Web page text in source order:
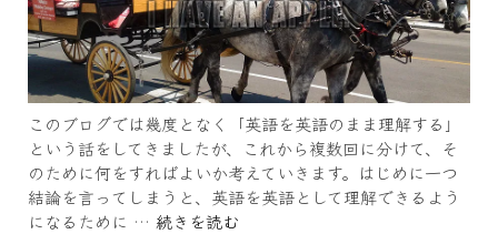
このブログでは幾度となく「英語を英語のまま理解する」
という話をしてきましたが、これから複数回に分けて、そ
のために何をすればよいか考えていきます。はじめに一つ
結論を言ってしまうと、英語を英語として理解できるよう
になるために … 続きを読む